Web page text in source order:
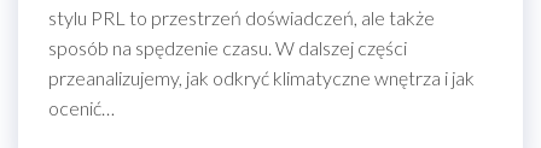
stylu PRL to przestrzeń doświadczeń, ale także
sposób na spędzenie czasu. W dalszej części
przeanalizujemy, jak odkryć klimatyczne wnętrza i jak
ocenić…